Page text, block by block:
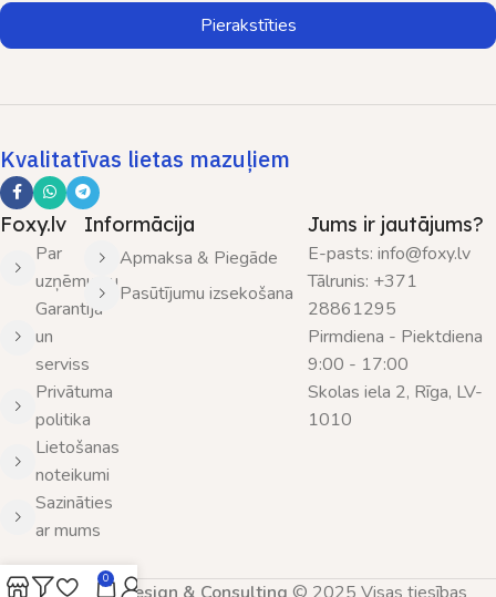
Pierakstīties
Kvalitatīvas lietas mazuļiem
Foxy.lv
Par
uzņēmumu
Garantija
un
serviss
Privātuma
politika
Lietošanas
noteikumi
Sazināties
ar mums
Informācija
Apmaksa & Piegāde
Pasūtījumu izsekošana
Jums ir jautājums?
E-pasts: info@foxy.lv
Tālrunis: +371
28861295
Pirmdiena - Piektdiena
9:00 - 17:00
Skolas iela 2, Rīga, LV-
1010
0